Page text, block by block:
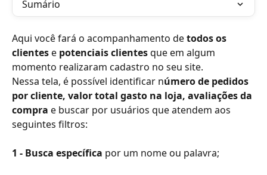
Sumário
Aqui você fará o acompanhamento de todos os
clientes e potenciais clientes que em algum
momento realizaram cadastro no seu site.
Nessa tela, é possível identificar número de pedidos
por cliente, valor total gasto na loja, avaliações da
compra e buscar por usuários que atendem aos
seguintes filtros:
1 - Busca específica por um nome ou palavra;